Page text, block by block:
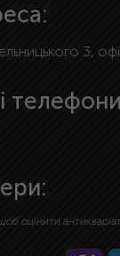
3,
оцінити